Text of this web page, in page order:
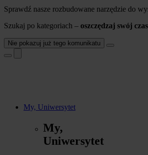
Sprawdź nasze rozbudowane narzędzie do
Szukaj po kategoriach – oszczędzaj swój
Nie pokazuj już tego komunikatu
My, Uniwersytet
My,
Uniwersytet